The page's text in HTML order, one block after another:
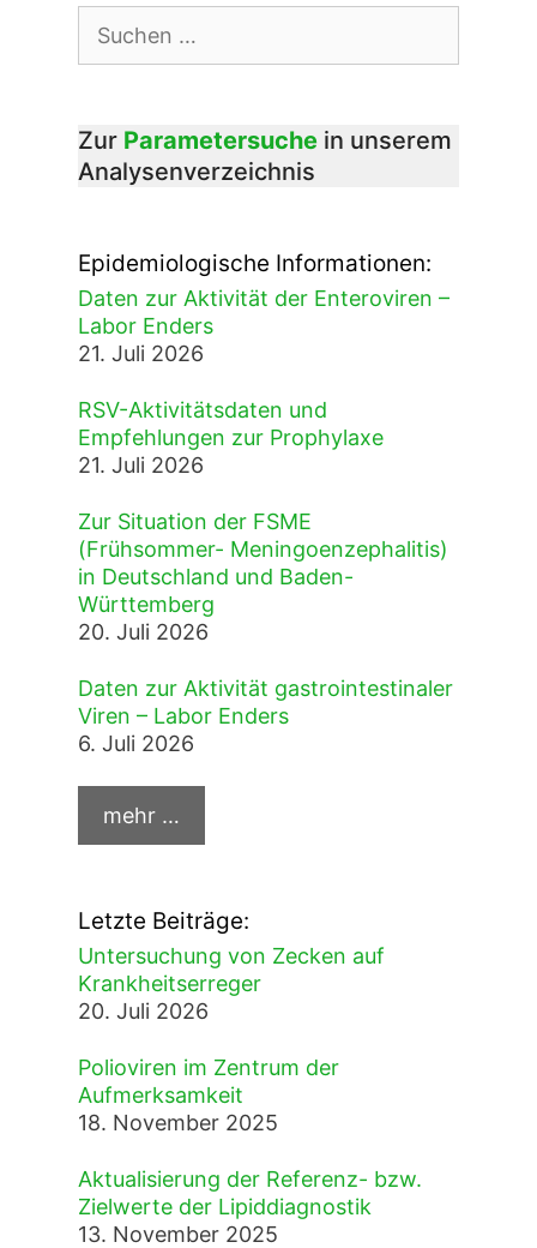
nach:
Zur Parametersuche in unserem
Analysenverzeichnis
Epidemiologische Informationen:
Daten zur Aktivität der Enteroviren –
Labor Enders
21. Juli 2026
RSV-Aktivitätsdaten und
Empfehlungen zur Prophylaxe
21. Juli 2026
Zur Situation der FSME
(Frühsommer- Meningoenzephalitis)
in Deutschland und Baden-
Württemberg
20. Juli 2026
Daten zur Aktivität gastrointestinaler
Viren – Labor Enders
6. Juli 2026
Letzte Beiträge:
Untersuchung von Zecken auf
Krankheitserreger
20. Juli 2026
Polioviren im Zentrum der
Aufmerksamkeit
18. November 2025
Aktualisierung der Referenz- bzw.
Zielwerte der Lipiddiagnostik
13. November 2025